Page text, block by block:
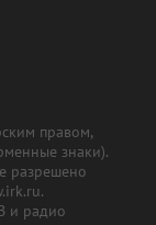
правом,
знаки).
разрешено
и радио